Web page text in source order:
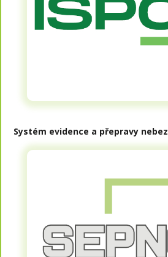
Systém evidence a přepravy